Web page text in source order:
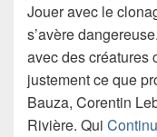
Jouer avec le
s’avère
avec des créatures
justement ce que
Bauza, Corentin
Rivière. Qui